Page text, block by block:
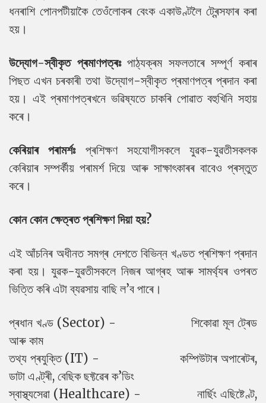
ধনৰাশি পোনপটীয়াকৈ তেওঁলোকৰ বেংক একাউণ্টলৈ ট্ৰেন্সফাৰ কৰা
হয়।
উদ্যোগ-স্বীকৃত প্ৰমাণপত্ৰঃপাঠ্যক্ৰম সফলতাৰে সম্পূৰ্ণ কৰাৰ
পিছত এখন চৰকাৰী তথা উদ্যোগ-স্বীকৃত প্ৰমাণপত্ৰ প্ৰদান কৰা
হয়। এই প্ৰমাণপত্ৰখনে ভৱিষ্যতে চাকৰি পোৱাত বহুখিনি সহায়
কৰে।
কেৰিয়াৰ পৰামৰ্শঃপ্ৰশিক্ষণ সহযোগীসকলে যুৱক-যুৱতীসকলক
কেৰিয়াৰ সম্পৰ্কীয় পৰামৰ্শ দিয়ে আৰু সাক্ষাৎকাৰৰ বাবেও প্ৰস্তুত
কৰে।
কোন কোন ক্ষেত্ৰত প্ৰশিক্ষণ দিয়া হয়?
এই আঁচনিৰ অধীনত সমগ্ৰ দেশতে বিভিন্ন খণ্ডত প্ৰশিক্ষণ প্ৰদান
কৰা হয়। যুৱক-যুৱতীসকলে নিজৰ আগ্ৰহ আৰু সামৰ্থ্যৰ ওপৰত
ভিত্তি কৰি এটা ব্যৱসায় বাছি ল’ব পাৰে।
প্ৰধান খণ্ড (Sector) - শিকোৱা মূল ট্ৰেড
আৰু কাম
তথ্য প্ৰযুক্তি (IT) - কম্পিউটাৰ অপাৰেটৰ,
ডাটা এণ্ট্ৰী, বেছিক ছফ্টৱেৰ ক’ডিং
স্বাস্থ্যসেৱা (Healthcare) - নাৰ্ছিং এছিষ্টেণ্ট,